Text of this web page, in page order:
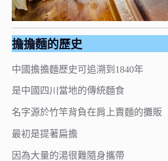
擔擔麵的歷史
中國擔擔麵歷史可追溯到1840年
是中國四川當地的傳統麵食
名字源於竹竿背負在肩上賣麵的攤販
最初是提著扁擔
因為大量的湯很難隨身攜帶